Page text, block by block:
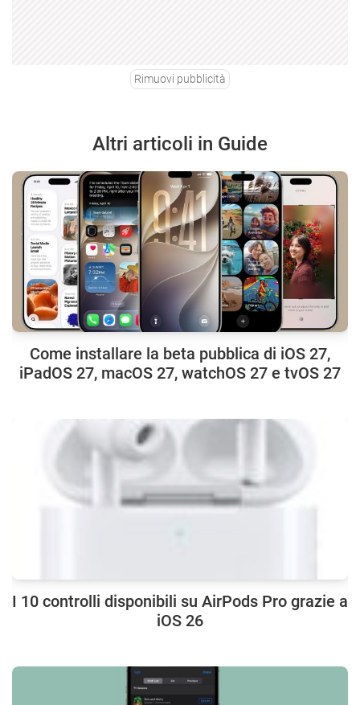
Rimuovi pubblicità
Altri articoli in Guide
Come installare la beta pubblica di iOS 27,
iPadOS 27, macOS 27, watchOS 27 e tvOS 27
I 10 controlli disponibili su AirPods Pro grazie a
iOS 26